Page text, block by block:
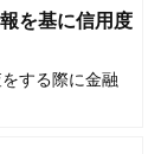
を基に信用度
する際に金融